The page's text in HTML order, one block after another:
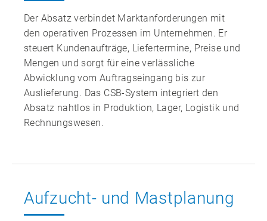
M
N
O
P
Q
V
Der Absatz verbindet Marktanforderungen mit
den operativen Prozessen im Unternehmen. Er
steuert Kundenaufträge, Liefertermine, Preise und
Mengen und sorgt für eine verlässliche
Abwicklung vom Auftragseingang bis zur
Auslieferung. Das CSB‑System integriert den
Absatz nahtlos in Produktion, Lager, Logistik und
Rechnungswesen.
Aufzucht‑ und Mastplanung